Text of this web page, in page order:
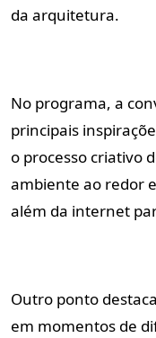
da arquitetura.
No programa, a
principais
o processo criativo
ambiente ao redor
além da internet
Outro ponto
em momentos de